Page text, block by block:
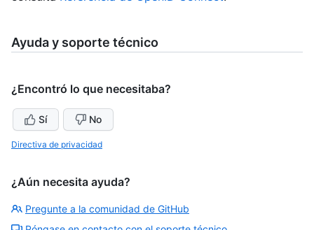
Ayuda y soporte técnico
¿Encontró lo que necesitaba?
Sí No
Directiva de privacidad
¿Aún necesita ayuda?
Pregunte a la comunidad de GitHub